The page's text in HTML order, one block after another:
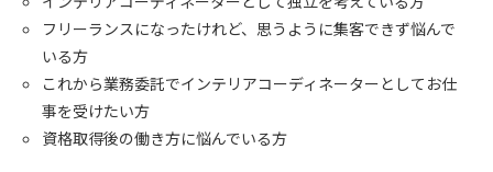
フリーランスになったけれど、思うように集客できず悩んで
いる方
これから業務委託でインテリアコーディネーターとしてお仕
事を受けたい方
資格取得後の働き方に悩んでいる方